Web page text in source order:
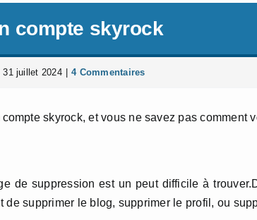
compte skyrock
31 juillet 2024 4 Commentaires
skyrock, et vous ne savez pas comment
de suppression est un peut difficile à
de supprimer le blog, supprimer le profil, ou